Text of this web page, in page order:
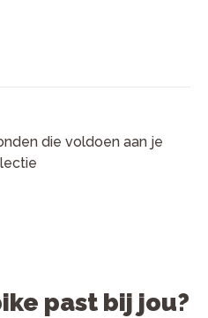
zorgeloos op pad kunt.
een proefrit of bekijk
pagina.
die voldoen aan je
past bij jou?